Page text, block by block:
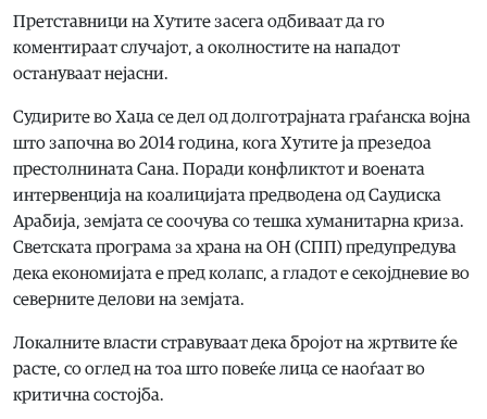
Претставници на Хутите засега одбиваат да го
коментираат случајот, а околностите на нападот
остануваат нејасни.
Судирите во Хаџа се дел од долготрајната граѓанска војна
што започна во 2014 година, кога Хутите ја презедоа
престолнината Сана. Поради конфликтот и воената
интервенција на коалицијата предводена од Саудиска
Арабија, земјата се соочува со тешка хуманитарна криза.
Светската програма за храна на ОН (СПП) предупредува
дека економијата е пред колапс, а гладот е секојдневие во
северните делови на земјата.
Локалните власти стравуваат дека бројот на жртвите ќе
расте, со оглед на тоа што повеќе лица се наоѓаат во
критична состојба.